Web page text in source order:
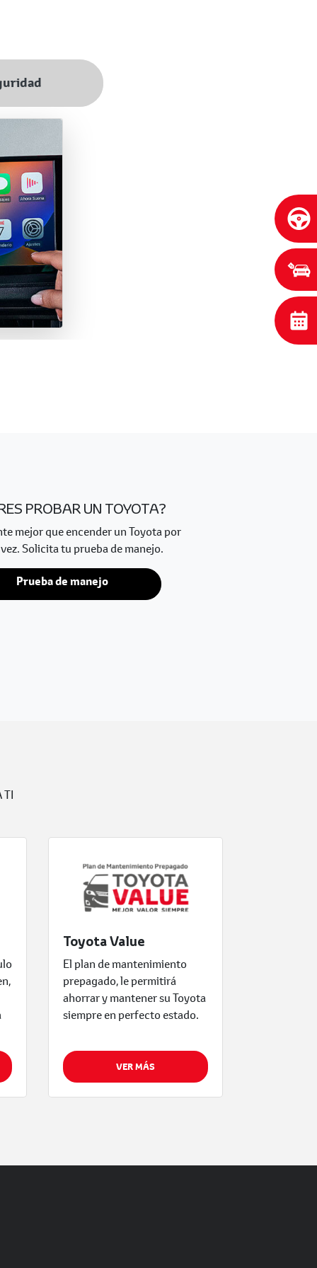
PROBAR UN TOYOTA?
mejor que encender un Toyota por
Solicita tu prueba de manejo.
Prueba de manejo
TI
Toyota Value
El plan de mantenimiento
prepagado, le permitirá
ahorrar y mantener su Toyota
siempre en perfecto estado.
VER MÁS